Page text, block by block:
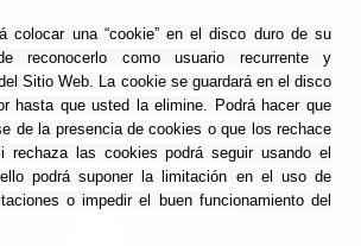
colocar una “cookie” en el disco duro de su
reconocerlo como usuario recurrente y
Sitio Web. La cookie se guardará en el disco
hasta que usted la elimine. Podrá hacer que
de la presencia de cookies o que los rechace
rechaza las cookies podrá seguir usando el
podrá suponer la limitación en el uso de
o impedir el buen funcionamiento del